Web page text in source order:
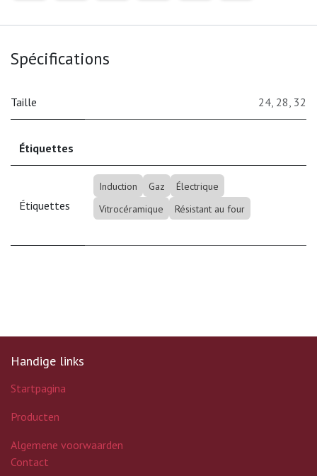
Spécifications
Taille 24 28 32
Étiquettes
Étiquettes
Induction Gaz
Électrique
Vitrocéramique
Résistant au four
Handige links
Startpagina
Producten
Algemene voorwaarden
Contact